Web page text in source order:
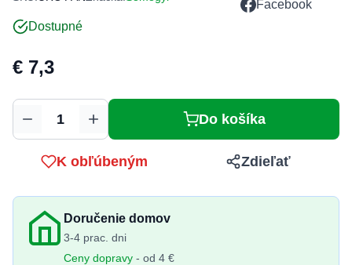
Facebook
Dostupné
€ 7,3
Množstvo Do košíka
K obľúbeným Zdieľať
Doručenie domov
3-4 prac. dni
Ceny dopravy - od 4 €